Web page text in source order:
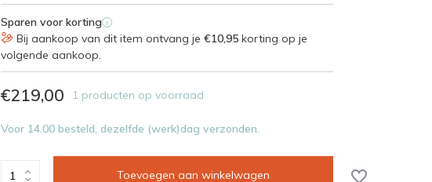
Sparen voor korting i
Bij aankoop van dit item ontvang je €10,95korting op je
volgende aankoop.
€219,00 1 producten op voorraad
Voor 14.00 besteld, dezelfde (werk)dag verzonden.
Toevoegen aan winkelwagen